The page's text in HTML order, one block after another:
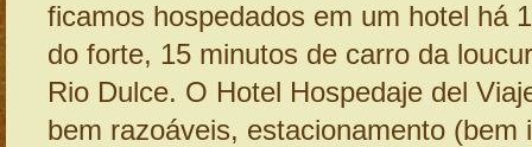
ficamos hospedados em um hotel há
do forte, 15 minutos de carro da
Rio Dulce. O Hotel Hospedaje del
bem razoáveis, estacionamento (bem